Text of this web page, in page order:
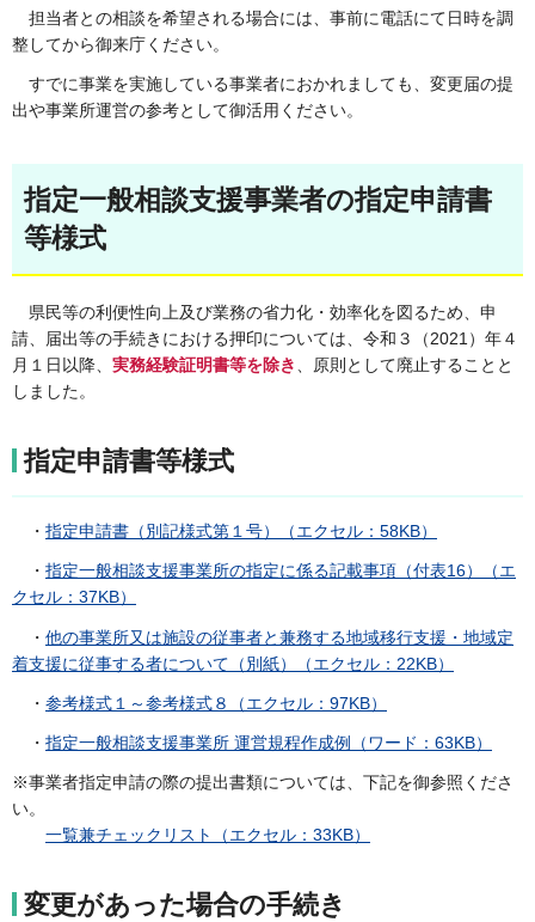
担当者との相談を希望される場合には、事前に電話にて日時を調
整してから御来庁ください。
すでに事業を実施している事業者におかれましても、変更届の提
出や事業所運営の参考として御活用ください。
指定一般相談支援事業者の指定申請書
等様式
県民等の利便性向上及び業務の省力化・効率化を図るため、申
請、届出等の手続きにおける押印については、令和３（2021）年４
月１日以降、 実務経験証明書等を除き
、原則として廃止することと
しました。
指定申請書等様式
・ 指定申請書（別記様式第１号）（エクセル：58KB）
・ 指定一般相談支援事業所の指定に係る記載事項（付表16）（エ
クセル：37KB）
・ 他の事業所又は施設の従事者と兼務する地域移行支援・地域定
着支援に従事する者について（別紙）（エクセル：22KB）
・ 参考様式１～参考様式８（エクセル：97KB）
・ 指定一般相談支援事業所 運営規程作成例（ワード：63KB）
※事業者指定申請の際の提出書類については、下記を御参照くださ
い。
一覧兼チェックリスト（エクセル：33KB）
変更があった場合の手続き